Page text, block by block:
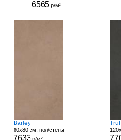
6565 р/м²
Barley
80x80 см, пол/стены
7633р/м²